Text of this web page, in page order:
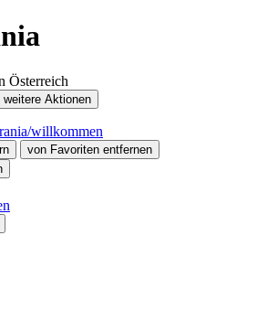
Österreich
weitere Aktionen
willkommen
von Favoriten entfernen